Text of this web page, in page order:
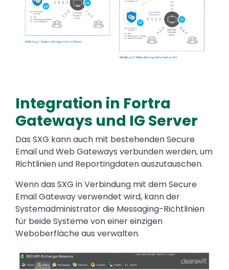
Integration in Fortra
Gateways und IG Server
Das SXG kann auch mit bestehenden Secure
Email und Web Gateways verbunden werden, um
Richtlinien und Reportingdaten auszutauschen.
Wenn das SXG in Verbindung mit dem Secure
Email Gateway verwendet wird, kann der
Systemadministrator die Messaging-Richtlinien
für beide Systeme von einer einzigen
Weboberfläche aus verwalten.
Image